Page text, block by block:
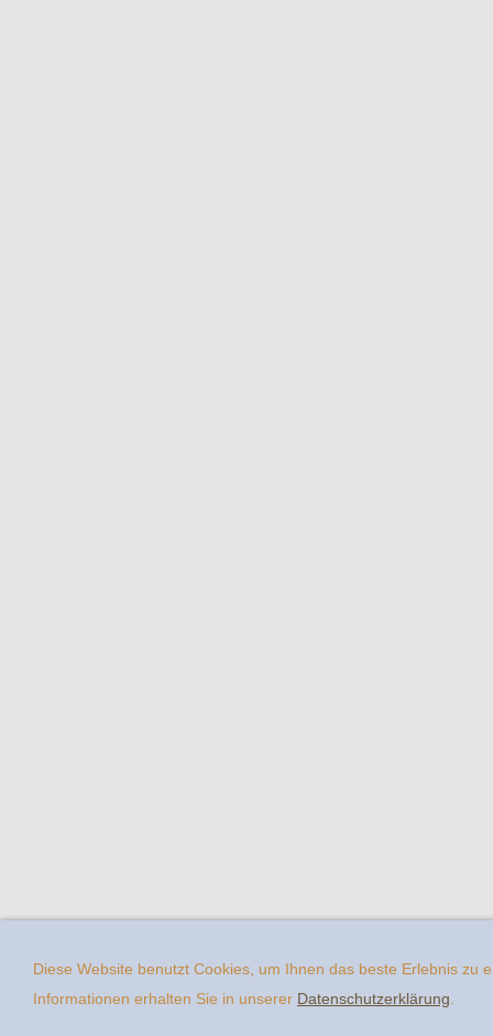
Diese Website benutzt Cookies, um Ihnen das beste Erlebnis zu
Informationen erhalten Sie in unserer Datenschutzerklärung